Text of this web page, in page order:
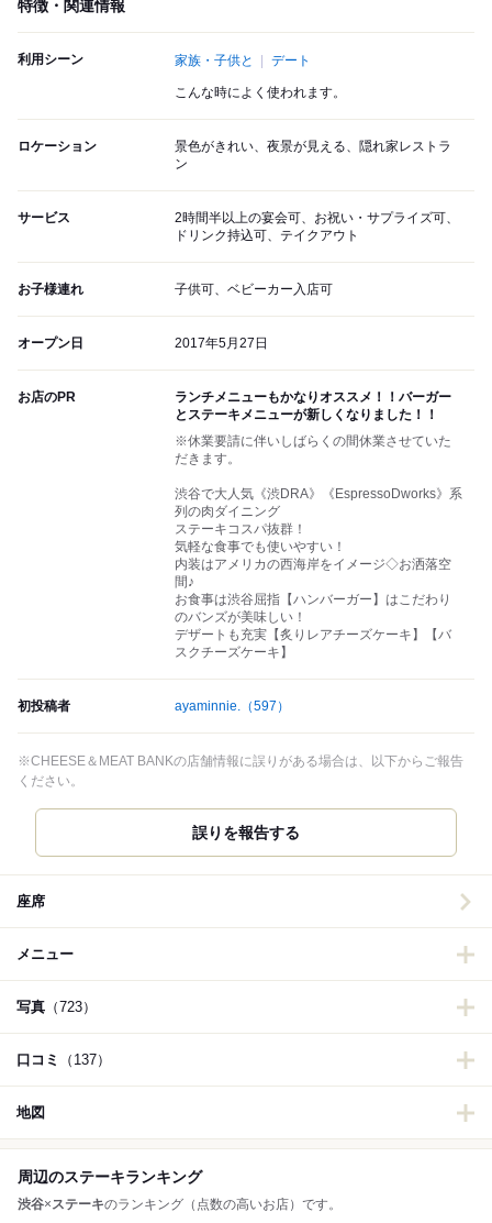
特徴・関連情報
利用シーン 家族・子供と デート
こんな時によく使われます。
ロケーション
景色がきれい、夜景が見える、隠れ家レストラ
ン
サービス
2時間半以上の宴会可、お祝い・サプライズ可、
ドリンク持込可、テイクアウト
お子様連れ 子供可、ベビーカー入店可
オープン日 2017年5月27日
お店のPR
ランチメニューもかなりオススメ！！バーガー
とステーキメニューが新しくなりました！！
※休業要請に伴いしばらくの間休業させていた
だきます。
渋谷で大人気《渋DRA》《EspressoDworks》系
列の肉ダイニング
ステーキコスパ抜群！
気軽な食事でも使いやすい！
内装はアメリカの西海岸をイメージ◇お洒落空
間♪
お食事は渋谷屈指【ハンバーガー】はこだわり
のバンズが美味しい！
デザートも充実【炙りレアチーズケーキ】【バ
スクチーズケーキ】
初投稿者 ayaminnie. （597）
※CHEESE＆MEAT BANKの店舗情報に誤りがある場合は、以下からご報告
ください。
誤りを報告する
座席
メニュー
写真 （723）
口コミ （137）
地図
周辺のステーキランキング
渋谷×ステーキのランキング（点数の高いお店）です。